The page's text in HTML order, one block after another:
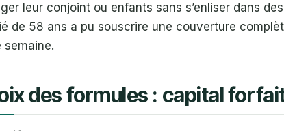
leur conjoint ou enfants sans s’enliser dans
de 58 ans a pu souscrire une couverture
semaine.
des formules : capital